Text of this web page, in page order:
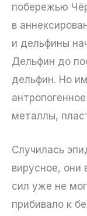
побережью
в
и дельфины
Дельфин до
дельфин. Но
металлы,
Случилась
вирусное, они
сил уже не
прибивало к